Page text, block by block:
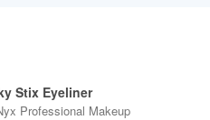
Stix Eyeliner
Professional Makeup